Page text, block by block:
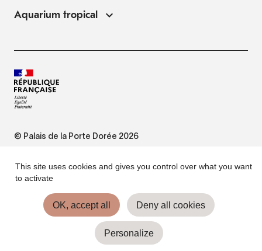
Aquarium tropical
© Palais de la Porte Dorée 2026
Website Terms of Use
This site uses cookies and gives you control over what you want
to activate
OK, accept all Deny all cookies
Personalize